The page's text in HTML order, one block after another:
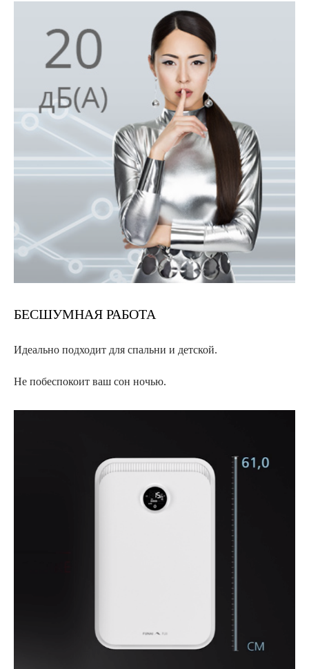
БЕСШУМНАЯ РАБОТА
Идеально подходит для спальни и детской.
Не побеспокоит ваш сон ночью.